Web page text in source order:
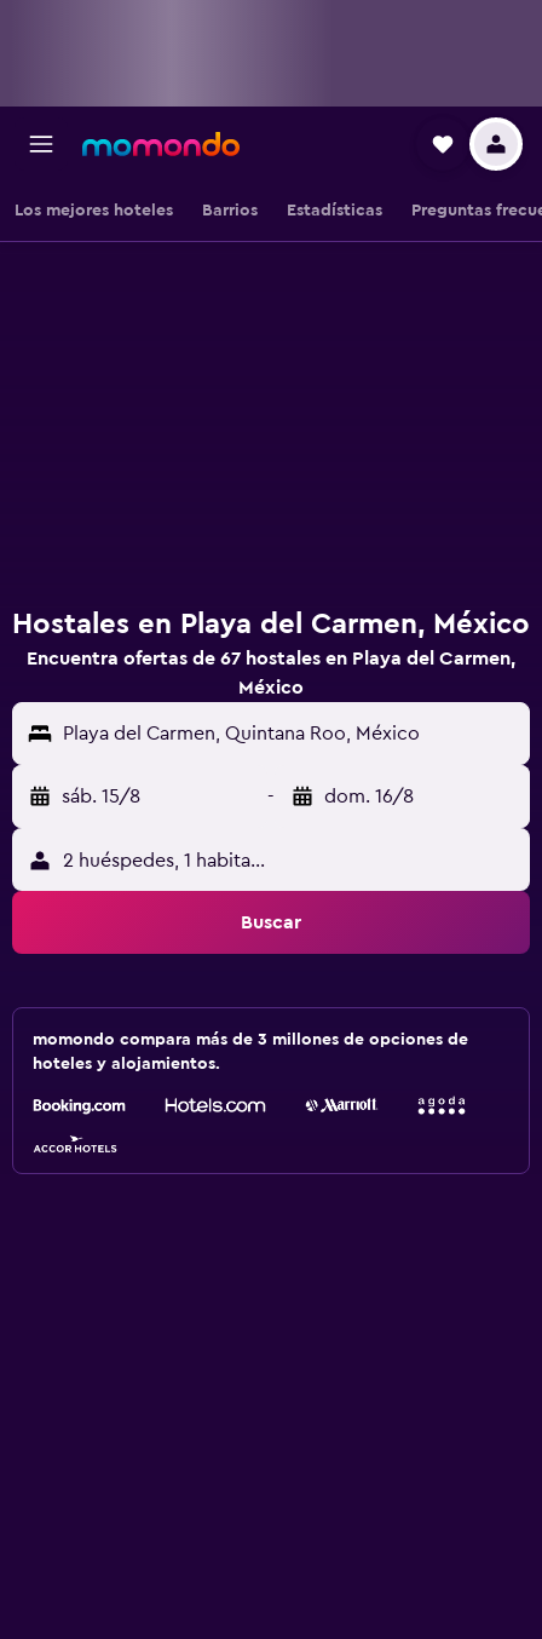
Los mejores hoteles Barrios Estadísticas Preguntas
Hostales en Playa del Carmen, México
Encuentra ofertas de 67 hostales en Playa del Carmen,
México
Playa del Carmen, Quintana Roo, México
sáb. 15/8 - dom. 16/8
2 huéspedes, 1 habitación
Buscar
momondo compara más de 3 millones de opciones de
hoteles y alojamientos.